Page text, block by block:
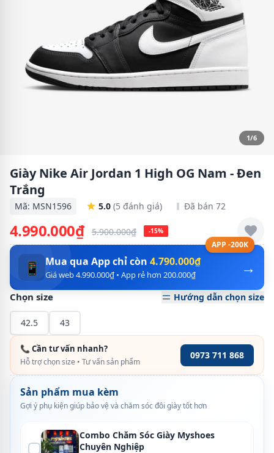
1/6
Giày Nike Air Jordan 1 High OG Nam - Đen
Trắng
Mã: MSN1596 5.0 (5 đánh giá) Đã bán 72
4.990.000₫ 5.900.000₫ -15%
APP -200K
→
📱 Mua qua App chỉ còn 4.790.000₫
Giá web 4.990.000₫ • App rẻ hơn 200.000₫
Chọn size Hướng dẫn chọn size
42.5 43
📞 Cần tư vấn nhanh?
Hỗ trợ chọn size • Tư vấn sản phẩm
0973 711 868
Sản phẩm mua kèm
Gợi ý phụ kiện giúp bảo vệ và chăm sóc đôi giày tốt hơn
Combo Chăm Sóc Giày Myshoes
Chuyên Nghiệp